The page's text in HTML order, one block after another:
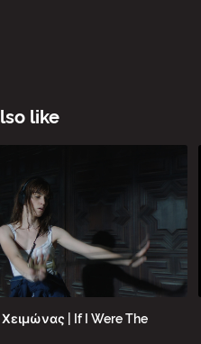
like
| If I Were The